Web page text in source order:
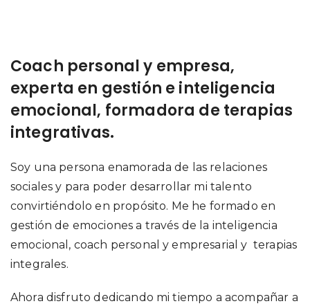
Coach personal y empresa,
experta en gestión e inteligencia
emocional, formadora de terapias
integrativas.
Soy una persona enamorada de las relaciones
sociales y para poder desarrollar mi talento
convirtiéndolo en propósito. Me he formado en
gestión de emociones a través de la inteligencia
emocional, coach personal y empresarial y terapias
integrales.
Ahora disfruto dedicando mi tiempo a acompañar a